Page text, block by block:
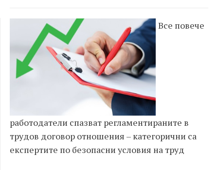
Все повече
работодатели спазват регламентираните в
трудов договор отношения – категорични са
експертите по безопасни условия на труд